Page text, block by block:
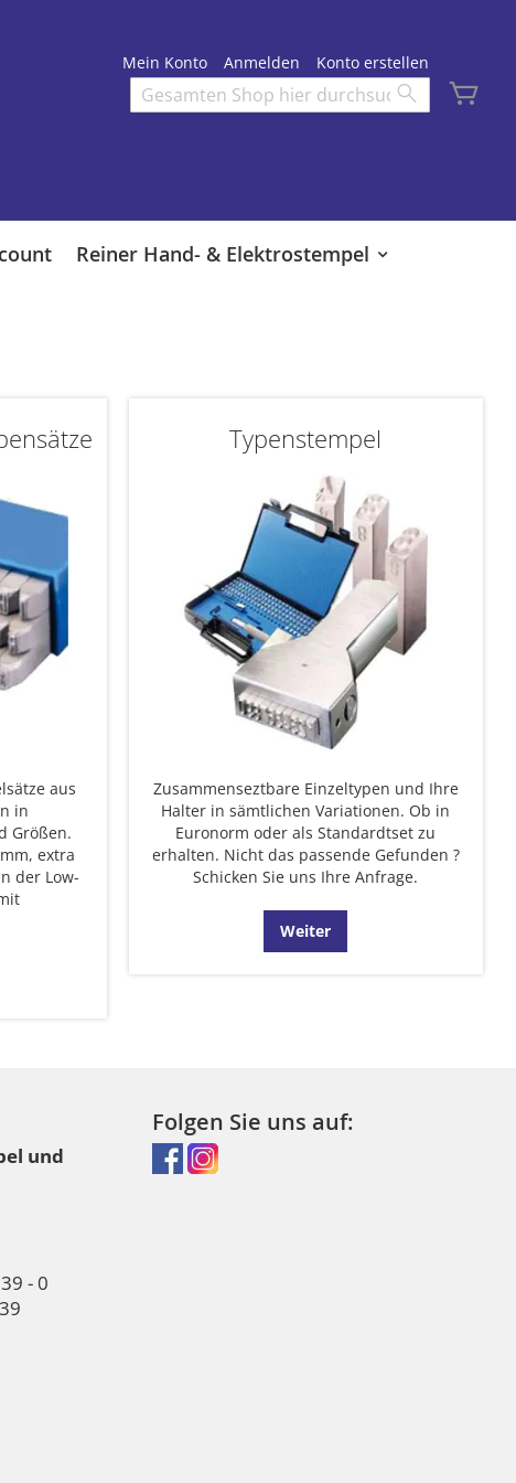
Mein Konto
Anmelden Konto erstellen
Search
Reiner Hand- & Elektrostempel
aus
in
Größen.
extra
der Low-
Typenstempel
Zusammenseztbare Einzeltypen und Ihre
Halter in sämtlichen Variationen. Ob in
Euronorm oder als Standardtset zu
erhalten. Nicht das passende Gefunden ?
Schicken Sie uns Ihre Anfrage.
Weiter
und
- 0
Folgen Sie uns auf: